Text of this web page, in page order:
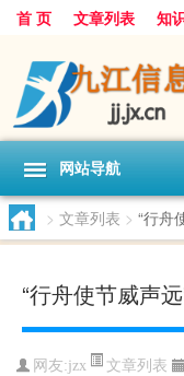
首 页 文章列表 知
网站导航
> 文章列表 > “行舟
“行舟使节威声
网友:jzx 文章列表